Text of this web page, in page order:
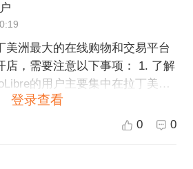
需要选择适合您的业务的店铺类
不同的店铺类型，包括免费店
写好产品描述：在
编写详细的产品描述，并附上高
以让顾客更好地了解您的产品，
工具：
很多营销工具，包括促销活动、
美洲最大的在线购物和交易平台
需要注意以下事项： 1. 了解
的用户主要集中在拉丁美洲
些国家的消费者习惯、文化背
登录查看
0 0